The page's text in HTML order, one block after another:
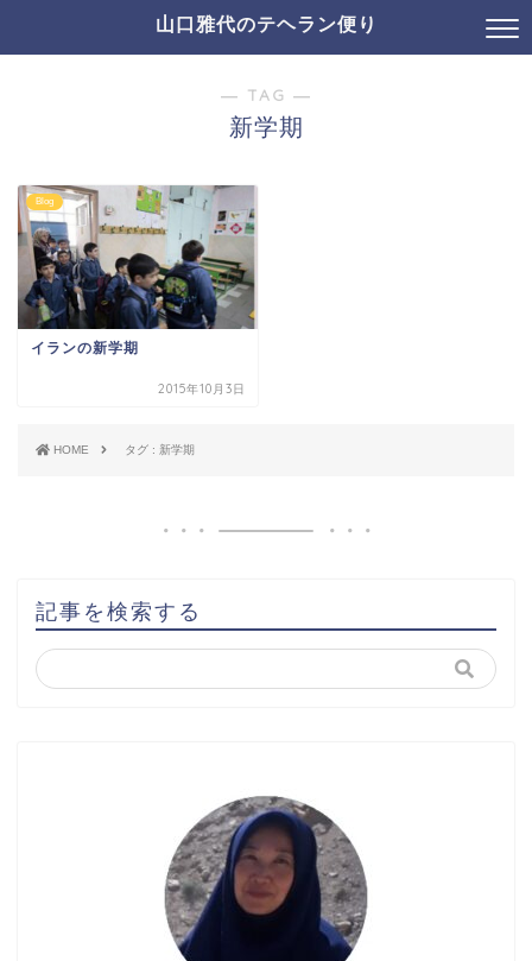
山口雅代のテヘラン便り
― TAG ―
新学期
Blog
イランの新学期
2015年10月3日
HOME タグ : 新学期
記事を検索する